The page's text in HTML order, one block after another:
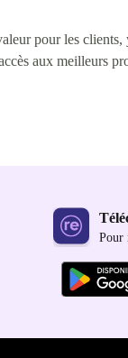
pour les
aux meilleurs
Pour